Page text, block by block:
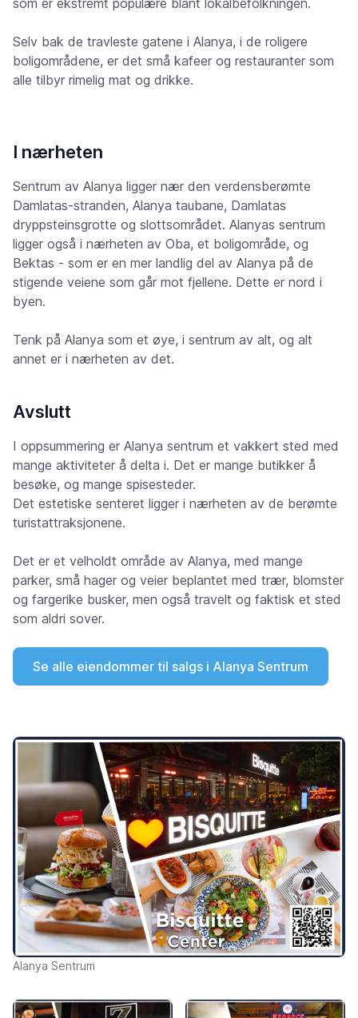
som er ekstremt populære blant lokalbefolkningen.
Selv bak de travleste gatene i Alanya, i de roligere
boligområdene, er det små kafeer og restauranter som
alle tilbyr rimelig mat og drikke.
I nærheten
Sentrum av Alanya ligger nær den verdensberømte
Damlatas-stranden, Alanya taubane, Damlatas
dryppsteinsgrotte og slottsområdet. Alanyas sentrum
ligger også i nærheten av Oba, et boligområde, og
Bektas - som er en mer landlig del av Alanya på de
stigende veiene som går mot fjellene. Dette er nord i
byen.
Tenk på Alanya som et øye, i sentrum av alt, og alt
annet er i nærheten av det.
Avslutt
I oppsummering er Alanya sentrum et vakkert sted med
mange aktiviteter å delta i. Det er mange butikker å
besøke, og mange spisesteder.
Det estetiske senteret ligger i nærheten av de berømte
turistattraksjonene.
Det er et velholdt område av Alanya, med mange
parker, små hager og veier beplantet med trær, blomster
og fargerike busker, men også travelt og faktisk et sted
som aldri sover.
Se alle eiendommer til salgs i Alanya Sentrum
Alanya Sentrum